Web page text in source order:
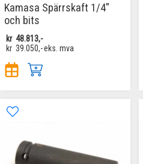
Kamasa Spärrskaft 1/4"
och bits
kr 48.813,-
kr 39.050,-eks. mva